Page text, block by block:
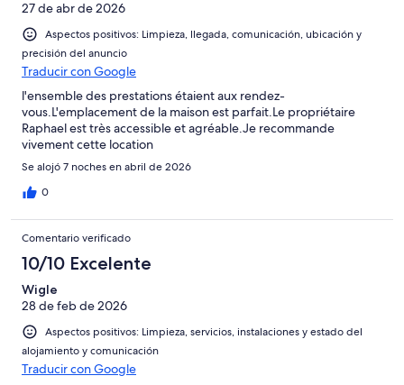
zusammengestellt. Der Pool ist zwar schön, wird jedoch laut
Vermieter ohne Filteranlage betrieben. Stattdessen wird
regelmäßig Algenmittel zugesetzt. Nach dem Baden waren
unsere Badekleidung und sogar das Duschwasser grün – kein
besonders vertrauenerweckender Eindruck.Für uns war es
leider kein erholsamer Urlaub. Positiv war lediglich der stets
bemühte und freundliche Vermieter.
27 de abr de 2026
Aspectos positivos: Limpieza, llegada, comunicación, ubicación y
precisión del anuncio
Traducir con Google
l'ensemble des prestations étaient aux rendez-
vous.L'emplacement de la maison est parfait.Le propriétaire
Raphael est très accessible et agréable.Je recommande
vivement cette location
Se alojó 7 noches en abril de 2026
0
Comentario verificado
10/10 Excelente
Wigle
28 de feb de 2026
Aspectos positivos: Limpieza, servicios, instalaciones y estado del
alojamiento y comunicación
Traducir con Google